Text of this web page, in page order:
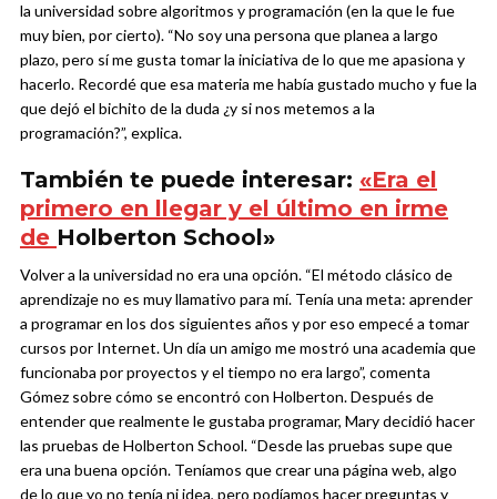
la universidad sobre algoritmos y programación (en la que le fue
muy bien, por cierto). “No soy una persona que planea a largo
plazo, pero sí me gusta tomar la iniciativa de lo que me apasiona y
hacerlo. Recordé que esa materia me había gustado mucho y fue la
que dejó el bichito de la duda ¿y si nos metemos a la
programación?”, explica.
También te puede interesar: «Era el
primero en llegar y el último en irme
de Holberton School»
Volver a la universidad no era una opción. “El método clásico de
aprendizaje no es muy llamativo para mí. Tenía una meta: aprender
a programar en los dos siguientes años y por eso empecé a tomar
cursos por Internet. Un día un amigo me mostró una academia que
funcionaba por proyectos y el tiempo no era largo”, comenta
Gómez sobre cómo se encontró con Holberton. Después de
entender que realmente le gustaba programar, Mary decidió hacer
las pruebas de Holberton School. “Desde las pruebas supe que
era una buena opción. Teníamos que crear una página web, algo
de lo que yo no tenía ni idea, pero podíamos hacer preguntas y